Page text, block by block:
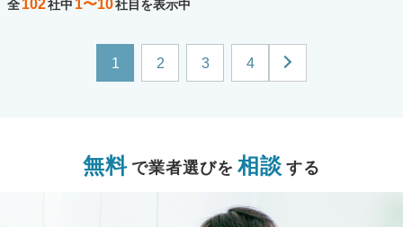
全102社中 1〜10社目を表示中
1 2 3 4
無料 で業者選びを 相談 する